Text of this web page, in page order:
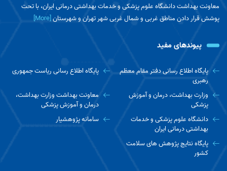
معاونت بهداشت دانشگاه علوم پزشکی و خدمات بهداشتی درمانی ایران، با تحت
پوشش قرار دادن مناطق غربی و شمال غربی شهر تهران و شهرستان[More]
پیوندهای مفید
پایگاه اطلاع رسانی دفتر مقام معظم
رهبری
پایگاه اطلاع رسانی ریاست جمهوری
وزارت بهداشت، درمان و آموزش
پزشکی
معاونت بهداشت وزارت بهداشت،
درمان و آموزش پزشکی
دانشگاه علوم پزشکی و خدمات
بهداشتی درمانی ایران
سامانه پژوهشیار
پایگاه نتایج پژوهش های سلامت
کشور